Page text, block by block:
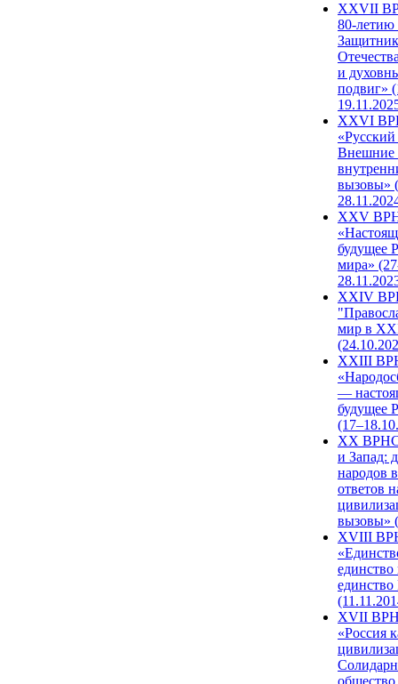
ХХVII
80-
и
подвиг»
XXVI
Внешние
вызовы»
XXV
будущее
мира»
XXIV
мир в
XXIII
—
будущее
XX ВРНС
и Запад:
народов
ответов
вызовы»
XVIII
единство
единство
XVII
«Россия